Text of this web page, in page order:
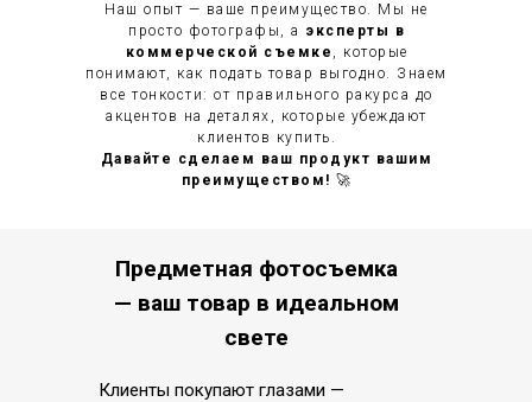
Наш опыт — ваше преимущество. Мы не
просто фотографы, а эксперты в
коммерческой съемке , которые
понимают, как подать товар выгодно. Знаем
все тонкости: от правильного ракурса до
акцентов на деталях, которые убеждают
клиентов купить.
Давайте сделаем ваш продукт вашим
преимуществом! 🚀
Предметная фотосъемка
— ваш товар в идеальном
свете
Клиенты покупают глазами —